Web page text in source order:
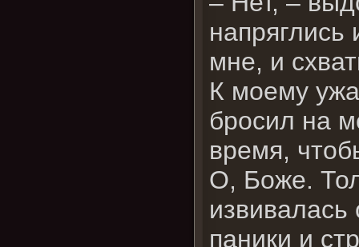
мне, и
К моему
бросил на
время,
О, Боже.
извивалась
паники и